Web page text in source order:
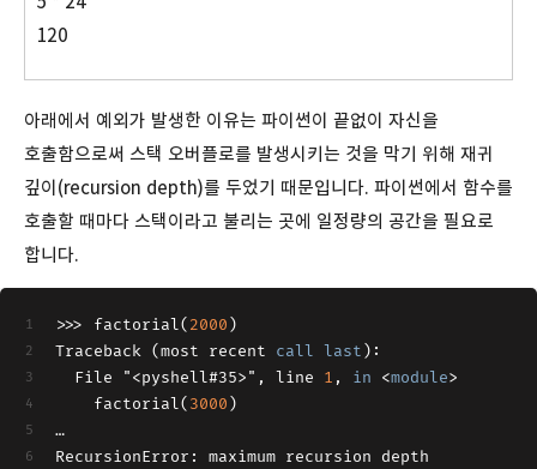
120
아래에서 예외가 발생한 이유는 파이썬이 끝없이 자신을
호출함으로써 스택 오버플로를 발생시키는 것을 막기 위해 재귀
깊이(recursion depth)를 두었기 때문입니다. 파이썬에서 함수를
호출할 때마다 스택이라고 불리는 곳에 일정량의 공간을 필요로
합니다.
>>> factorial( 2000 )
Traceback (most recent call last ):
  File "<pyshell#35>", line
1 , in <module>
    factorial(
3000 )
…
RecursionError: maximum recursion depth